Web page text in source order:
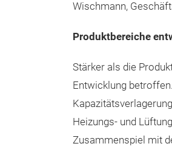
Wischmann,
Produktbereiche
Stärker als die
Entwicklung
Heizungs- und
Zusammenspiel mit